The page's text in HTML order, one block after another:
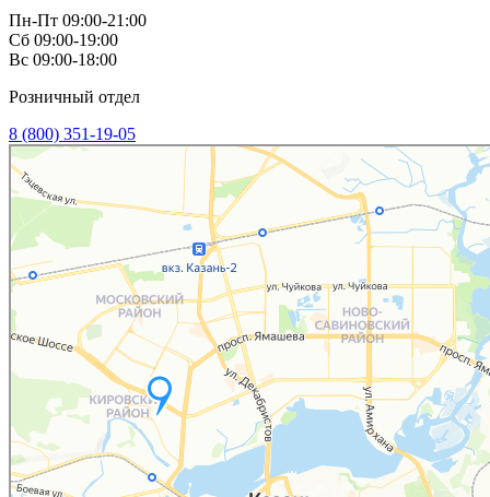
Пн-Пт 09:00-21:00
Сб 09:00-19:00
Вс 09:00-18:00
Розничный отдел
8 (800) 351-19-05